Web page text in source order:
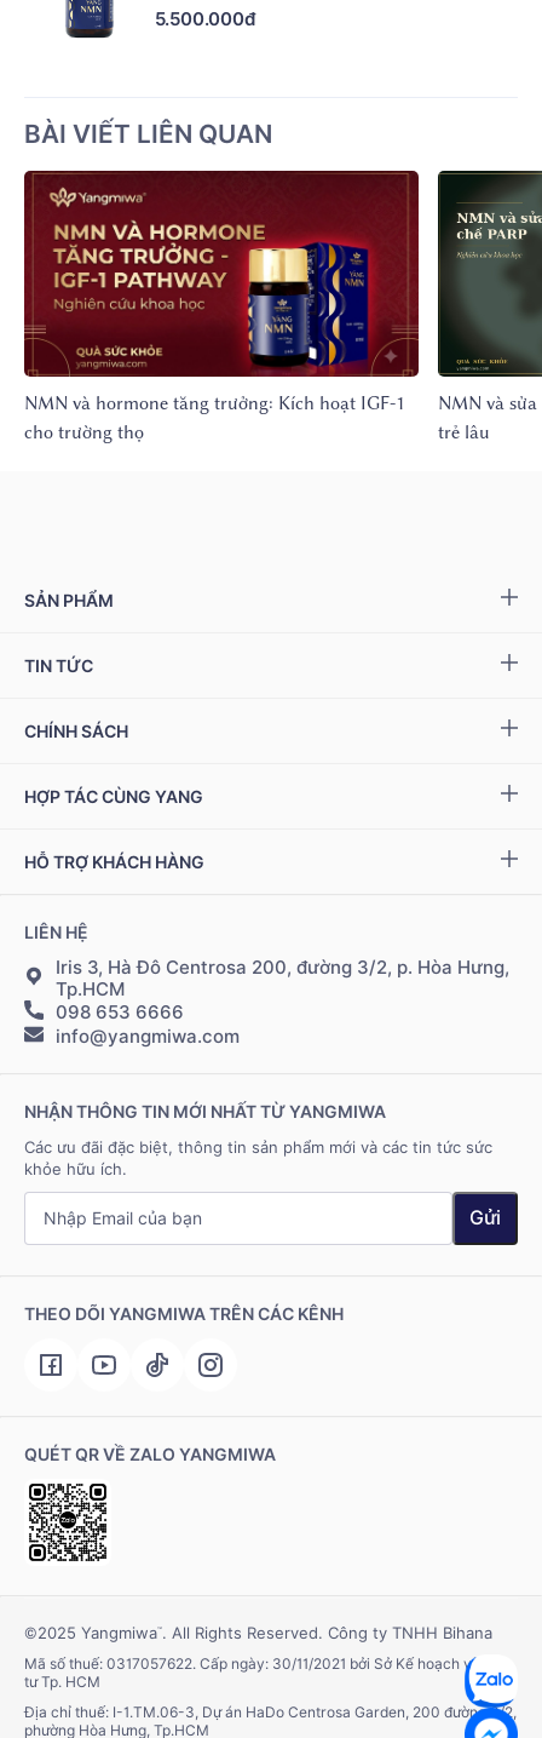
5.500.000đ
BÀI VIẾT LIÊN QUAN
NMN và hormone tăng trưởng: Kích hoạt IGF-1
cho trường thọ
NMN và sửa
trẻ lâu
SẢN PHẨM
Yang NMN™ 15000 mg
Ziptamin
Bộ kiểm tra NAD +
TIN TỨC
Sự kiện & Ưu đãi
Tuyển dụng
CHÍNH SÁCH
Giải quyết khiếu nại
Điều khoản sử dụng
HỢP TÁC CÙNG YANG
Chính sách đại lý
HỖ TRỢ KHÁCH HÀNG
Đặt hàng & thanh toán
Giao hàng & vận chuyển
Hệ thống điểm bán
LIÊN HỆ
Iris 3, Hà Đô Centrosa 200, đường 3/2, p. Hòa Hưng,
Tp.HCM
098 653 6666
info@yangmiwa.com
NHẬN THÔNG TIN MỚI NHẤT TỪ YANGMIWA
Các ưu đãi đặc biệt, thông tin sản phẩm mới và các tin tức sức
khỏe hữu ích.
Gửi
THEO DÕI YANGMIWA TRÊN CÁC KÊNH
QUÉT QR VỀ ZALO YANGMIWA
©2025 Yangmiwa™. All Rights Reserved. Công ty TNHH Bihana
Mã số thuế: 0317057622. Cấp ngày: 30/11/2021 bởi Sở Kế hoạch và Đầu
tư Tp. HCM
Địa chỉ thuế: I-1.TM.06-3, Dự án HaDo Centrosa Garden, 200 đường 3/2,
phường Hòa Hưng, Tp.HCM